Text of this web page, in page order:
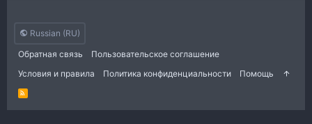
Russian (RU)
Обратная связь
Пользовательское соглашение
Условия и правила
Политика конфиденциальности Помощь
R